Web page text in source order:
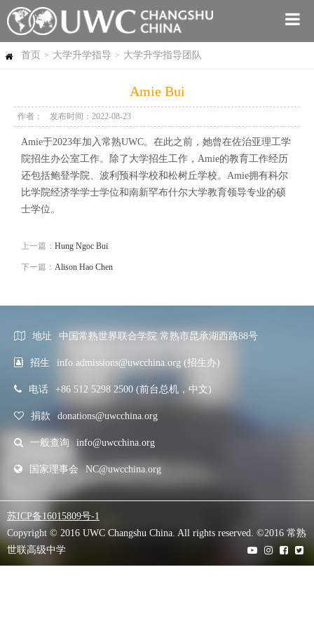
首页 > 大学升学指导 > 大学升学指导团队
Amie Bui
作者： 发布时间：2022-08-23
Amie于2023年加入常熟UWC。在此之前，她曾在佐治亚理工学
院招生办公室工作。除了大学招生工作，Amie的教育工作经历
还包括鲍登学院、波利预科学校和松树丘学校。Amie拥有科尔
比学院经济学学士学位和南新罕布什尔大学教育领导专业的硕
士学位。
上一篇： Hung Ngoc Bui
下一篇： Alison Hao Chen
地址 中国常熟世界联合学院 常熟市昆承湖西路88号
招生 info.admissions@uwcchina.org (招生办)
电话 +86 512 5298 2500 (前台总机，中文)
捐款 donations@uwcchina.org
一般查询 info@uwcchina.org
国家理事会 NC@uwcchina.org
苏ICP备16015809号-1
Copyright © 2016 UWC Changshu China. All rights reserved. ©2016 常熟
世联高级中学